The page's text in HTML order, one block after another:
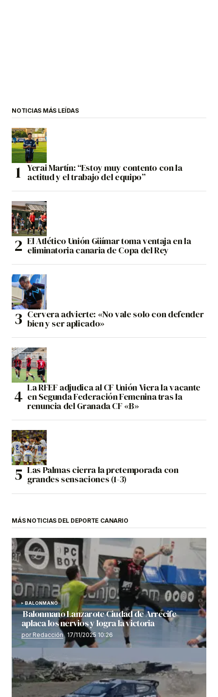
NOTICIAS MÁS LEÍDAS
Yerai Martín: “Estoy muy contento con la
actitud y el trabajo del equipo”
El Atlético Unión Güímar toma ventaja en la
eliminatoria canaria de Copa del Rey
Cervera advierte: «No vale solo con defender
bien y ser aplicado»
La RFEF adjudica al CF Unión Viera la vacante
en Segunda Federación Femenina tras la
renuncia del Granada CF «B»
Las Palmas cierra la pretemporada con
grandes sensaciones (1-3)
MÁS NOTICIAS DEL DEPORTE CANARIO
BALONMANO
Balonmano Lanzarote Ciudad de Arrecife
aplaca los nervios y logra la victoria
por Redacción 17/11/2025 10:26